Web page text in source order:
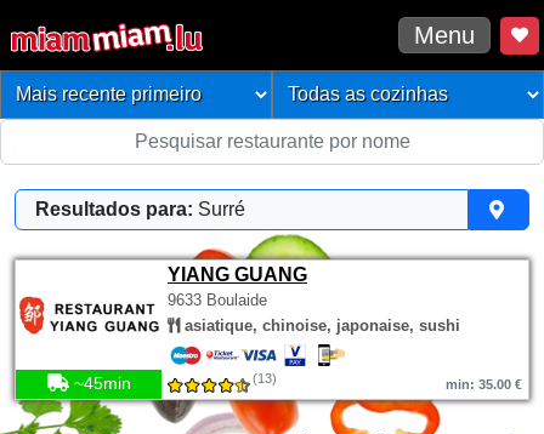
Menu
Resultados para: Surré
YIANG GUANG
9633 Boulaide
asiatique, chinoise, japonaise, sushi
~45min (13) min: 35.00 €